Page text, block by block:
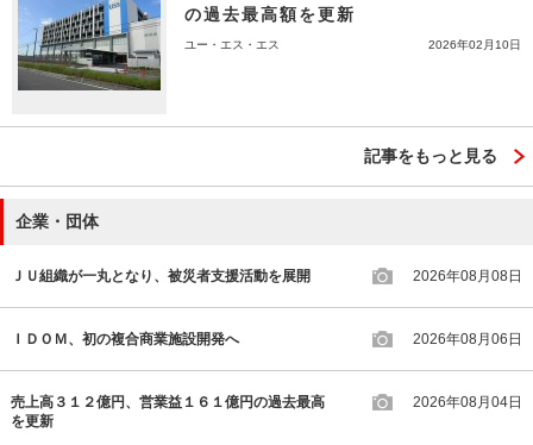
の過去最高額を更新
ユー・エス・エス 2026年02月10日
記事をもっと見る
企業・団体
ＪＵ組織が一丸となり、被災者支援活動を展開 2026年08月08日
ＩＤＯＭ、初の複合商業施設開発へ 2026年08月06日
売上高３１２億円、営業益１６１億円の過去最高
を更新
2026年08月04日